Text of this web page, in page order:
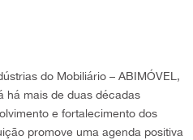
do Mobiliário – ABIMÓVEL,
há mais de duas décadas
e fortalecimento dos
promove uma agenda positiva